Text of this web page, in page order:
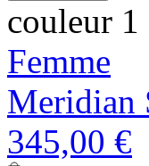
couleur 1
Femme
Meridian
345,00 €